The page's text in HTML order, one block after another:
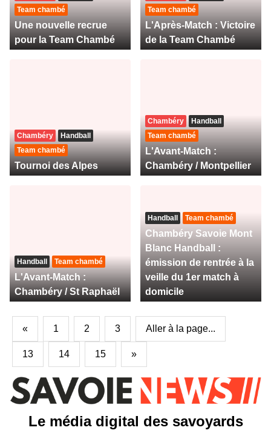
Team chambé
Une nouvelle recrue
pour la Team Chambé
Team chambé
L'Après-Match : Victoire
de la Team Chambé
Chambéry
Handball
Team chambé
Tournoi des Alpes
Chambéry
Handball
Team chambé
L'Avant-Match :
Chambéry / Montpellier
Handball Team chambé
L'Avant-Match :
Chambéry / St Raphaël
Handball Team chambé
Chambéry Savoie Mont
Blanc Handball :
émission de rentrée à la
veille du 1er match à
domicile
« 1 2 3 Aller à la page...
13 14 15 »
Le média digital des savoyards